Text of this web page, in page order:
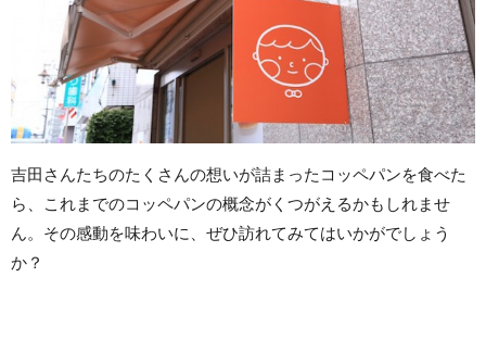
吉田さんたちのたくさんの想いが詰まったコッペパンを食べた
ら、これまでのコッペパンの概念がくつがえるかもしれませ
ん。その感動を味わいに、ぜひ訪れてみてはいかがでしょう
か？